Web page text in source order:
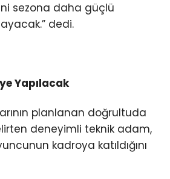
sezona daha güçlü
dedi.
Yapılacak
planlanan doğrultuda
deneyimli teknik adam,
kadroya katıldığını